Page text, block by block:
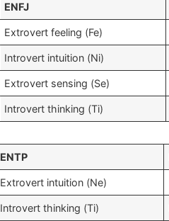
ENFJ
Extrovert feeling (Fe)
Introvert intuition (Ni)
Extrovert sensing (Se)
Introvert thinking (Ti)
ENTP
Extrovert intuition (Ne)
Introvert thinking (Ti)